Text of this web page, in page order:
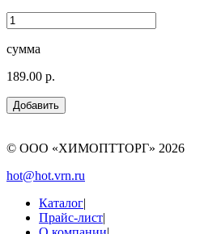
сумма
189.00 р.
© ООО «ХИМОПТТОРГ» 2026
hot@hot.vrn.ru
Каталог|
Прайс-лист|